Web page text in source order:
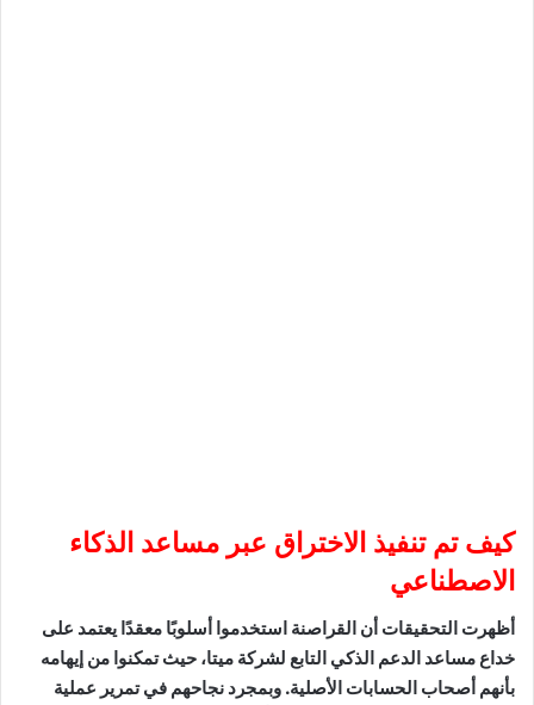
كيف تم تنفيذ الاختراق عبر مساعد الذكاء
الاصطناعي
أظهرت التحقيقات أن القراصنة استخدموا أسلوبًا معقدًا يعتمد على
خداع مساعد الدعم الذكي التابع لشركة ميتا، حيث تمكنوا من إيهامه
بأنهم أصحاب الحسابات الأصلية. وبمجرد نجاحهم في تمرير عملية